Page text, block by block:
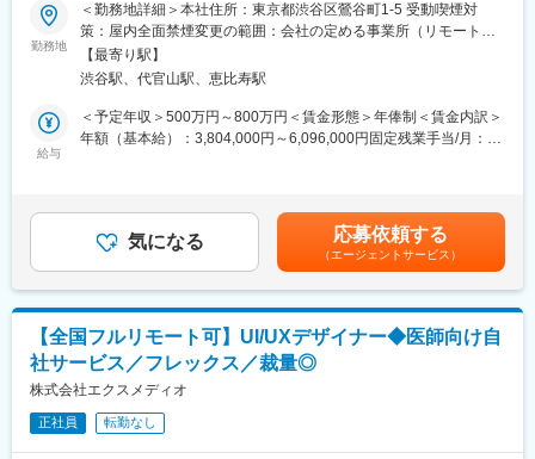
設立し、キレイライン矯正だけにとどまらず幅広い歯科の領域で
患者様を笑顔にするサービスを展開しております。
変更の範囲：会社の定める業務
■業務内容詳細：
◇2名～のチームマネジメント
◇予実管理
◇予算計画策定
◇マーケティング戦略・戦術立案／実行
◇プロジェクトマネジメント
グのご経験も積むことが可能です。
矯正器具の製造・販売を行っています。
キレイライン矯正は、美容クリニックや大手脱毛クリニックの立
ち上げを行った医師でもある当社CEOと、業界で名前の知られる
マーケティング会社の代表がタッグを組み「矯正を通じて笑顔に
なる人を増やしたい」という志によって生まれたブランドです。
『高額でハードルが高い』という従来のイメージを変え、多くの
方の歯の悩みを解決したいとブランドを育ててきた結果、既に10
勤務地
＜勤務地詳細＞本社住所：東京都渋谷区鶯谷町1-5 受動喫煙対
策：屋内全面禁煙変更の範囲：会社の定める事業所（リモートワ
ーク含む）
【最寄り駅】
渋谷駅、代官山駅、恵比寿駅
給与
＜予定年収＞500万円～800万円＜賃金形態＞年俸制＜賃金内訳＞
年額（基本給）：3,804,000円～6,096,000円固定残業手当/月：
金はあくまでも目安の金額であり、選考を通じて上下する可能性
があります。月給(月額)は固定手当を含めた表記です。
気になる 応募依頼する
（エージェントサービス）
【全国フルリモート可】UI/UXデザイナー◆医師向け自
社サービス／フレックス／裁量◎
株式会社エクスメディオ
正社員 転勤なし